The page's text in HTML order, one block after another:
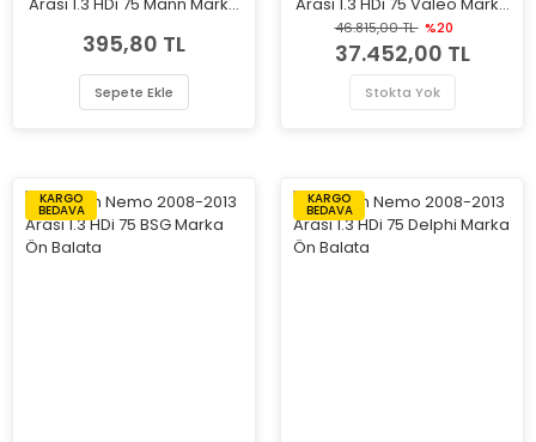
395,80 TL
Sepete Ekle
Klima Kompresörü
46.815,00 TL %20
37.452,00 TL
Stokta Yok
KARGO
BEDAVA
KARGO
BEDAVA